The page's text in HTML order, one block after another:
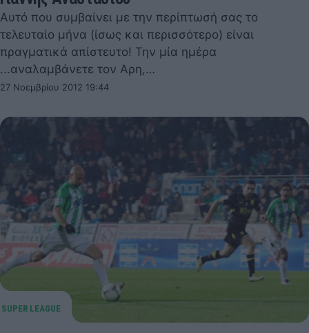
Αυτό που συμβαίνει με την περίπτωσή σας το
τελευταίο μήνα (ίσως και περισσότερο) είναι
πραγματικά απίστευτο! Την μία ημέρα
...αναλαμβάνετε τον Αρη,…
27 Νοεμβρίου 2012 19:44